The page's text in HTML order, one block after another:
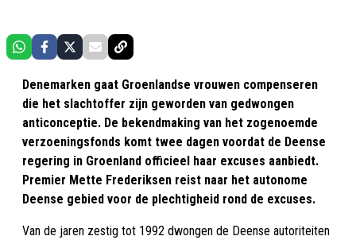
Denemarken gaat Groenlandse vrouwen compenseren
die het slachtoffer zijn geworden van gedwongen
anticonceptie. De bekendmaking van het zogenoemde
verzoeningsfonds komt twee dagen voordat de Deense
regering in Groenland officieel haar excuses aanbiedt.
Premier Mette Frederiksen reist naar het autonome
Deense gebied voor de plechtigheid rond de excuses.
Van de jaren zestig tot 1992 dwongen de Deense autoriteiten